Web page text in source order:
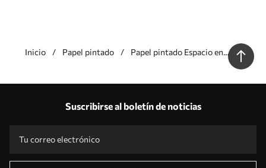
Inicio Papel pintado
Papel pintado Espacio en
Producción según tallas individuales
Códigos promocionales con descuentos por pedido
Suscribirse al boletín de noticias